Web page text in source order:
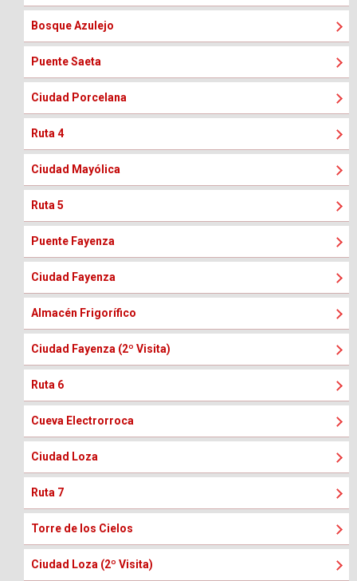
Bosque Azulejo
Puente Saeta
Ciudad Porcelana
Ruta 4
Ciudad Mayólica
Ruta 5
Puente Fayenza
Ciudad Fayenza
Almacén Frigorífico
Ciudad Fayenza (2º Visita)
Ruta 6
Cueva Electrorroca
Ciudad Loza
Ruta 7
Torre de los Cielos
Ciudad Loza (2º Visita)